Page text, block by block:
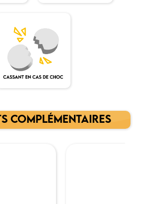
COMPLÉMENTAIRES